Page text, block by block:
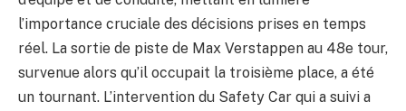
l’importance cruciale des décisions prises en temps
réel. La sortie de piste de Max Verstappen au 48e tour,
survenue alors qu’il occupait la troisième place, a été
un tournant. L’intervention du Safety Car qui a suivi a